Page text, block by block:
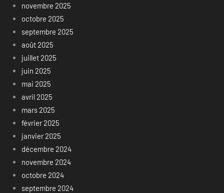
novembre 2025
octobre 2025
septembre 2025
août 2025
juillet 2025
juin 2025
mai 2025
avril 2025
mars 2025
février 2025
janvier 2025
décembre 2024
novembre 2024
octobre 2024
septembre 2024